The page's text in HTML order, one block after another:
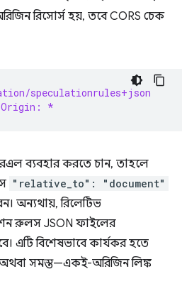
রিসোর্স হয়, তবে CORS চেক
speculationrules+json
Origin: *
ব্যবহার করতে চান, তাহলে
"relative_to": "document"
অন্যথায়, রিলেটিভ
রুলস JSON ফাইলের
এটি বিশেষভাবে কার্যকর হতে
সমস্ত—একই-অরিজিন লিঙ্ক